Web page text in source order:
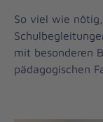
So viel wie
mit besonderen
pädagogischen